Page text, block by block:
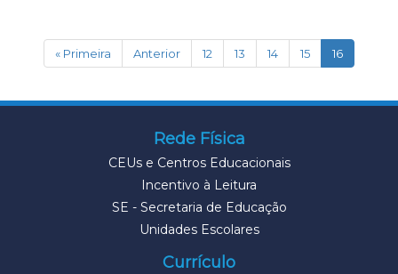
« Primeira Anterior 12 13 14 15 16(current)
Rede Física
CEUs e Centros Educacionais
Incentivo à Leitura
SE - Secretaria de Educação
Unidades Escolares
Currículo